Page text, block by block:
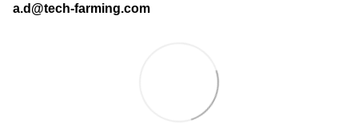
a.d@tech-farming.com